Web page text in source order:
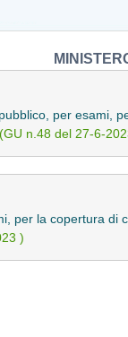
per esami,
(GU n.48 del 27-6-
per la copertura
)